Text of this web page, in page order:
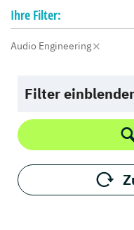
Ihre Filter:
Audio Engineering
Filter